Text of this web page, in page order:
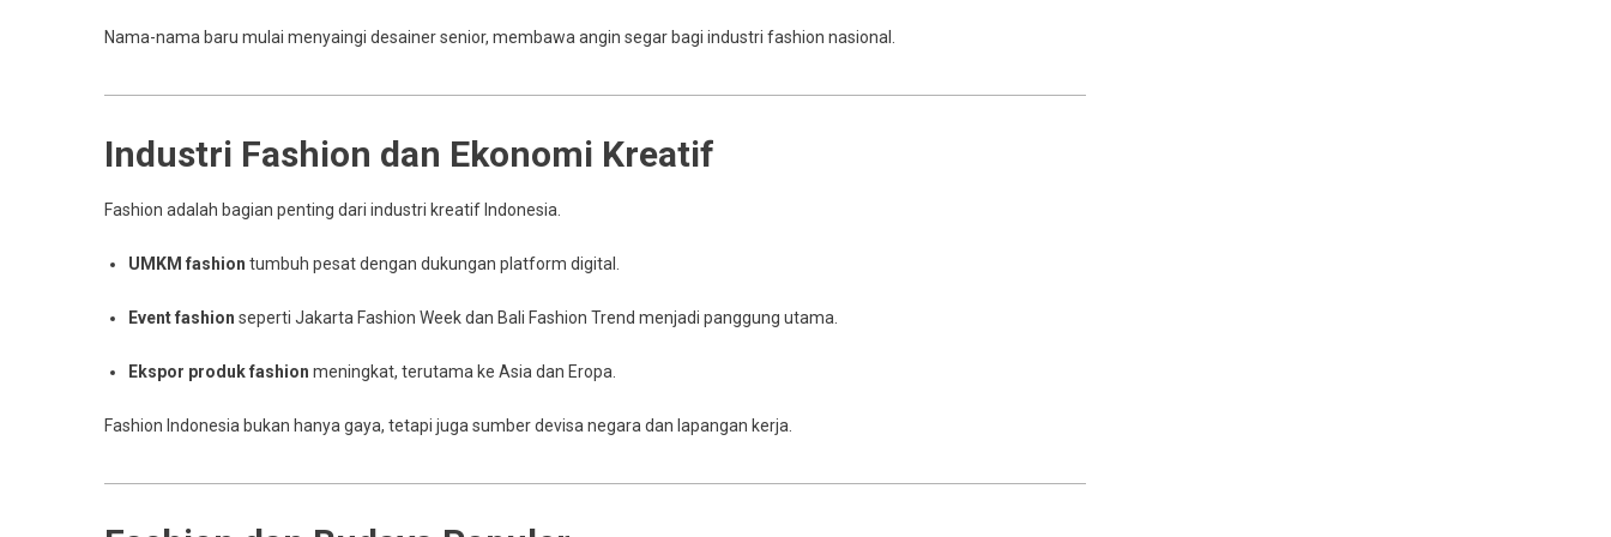
Nama-nama baru mulai menyaingi desainer senior, membawa angin segar bagi industri fashion nasional.
Industri Fashion dan Ekonomi Kreatif
Fashion adalah bagian penting dari industri kreatif Indonesia.
UMKM fashion tumbuh pesat dengan dukungan platform digital.
Event fashion seperti Jakarta Fashion Week dan Bali Fashion Trend menjadi panggung utama.
Ekspor produk fashion meningkat, terutama ke Asia dan Eropa.
Fashion Indonesia bukan hanya gaya, tetapi juga sumber devisa negara dan lapangan kerja.